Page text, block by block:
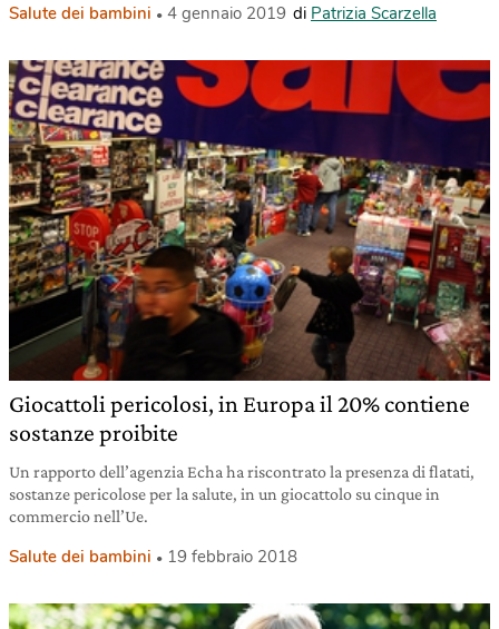
Salute dei bambini 4 gennaio 2019 di Patrizia Scarzella
Giocattoli pericolosi, in Europa il 20% contiene
sostanze proibite
Un rapporto dell’agenzia Echa ha riscontrato la presenza di flatati,
sostanze pericolose per la salute, in un giocattolo su cinque in
commercio nell’Ue.
Salute dei bambini 19 febbraio 2018